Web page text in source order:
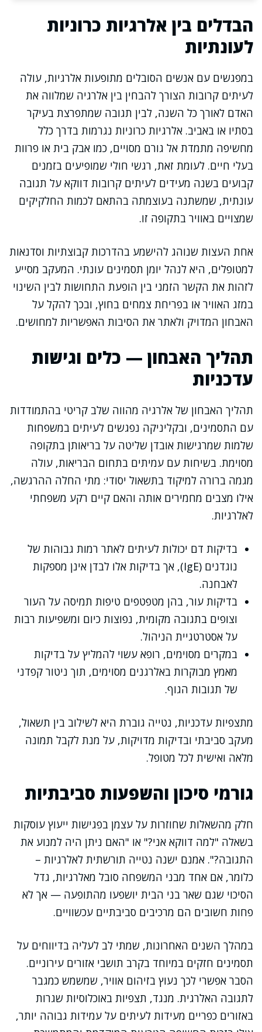
הבדלים בין אלרגיות כרוניות
לעונתיות
במפגשים עם אנשים הסובלים מתופעות אלרגיות, עולה
לעיתים קרובות הצורך להבחין בין אלרגיה שמלווה את
האדם לאורך כל השנה, לבין תגובה שמתפרצת בעיקר
בסתיו או באביב. אלרגיות כרוניות נגרמות בדרך כלל
מחשיפה מתמדת אל גורם מסויים, כמו אבק בית או פרוות
בעלי חיים. לעומת זאת, רגשי חולי שמופיעים בזמנים
קבועים בשנה מעידים לעיתים קרובות דווקא על תגובה
עונתית, שמשתנה בעוצמתה בהתאם לכמות החלקיקים
שמצויים באוויר בתקופה זו.
אחת העצות שנוהג להישמע בהדרכות קבוצתיות וסדנאות
למטופלים, היא לנהל יומן תסמינים עונתי. המעקב מסייע
לזהות את הקשר הזמני בין הופעת התחושות לבין השינוי
במזג האוויר או בפריחת צמחים בחוץ, ובכך להקל על
האבחון המדויק ולאתר את הסיבות האפשריות למחושים.
תהליך האבחון — כלים וגישות
עדכניות
תהליך האבחון של אלרגיה מהווה שלב קריטי בהתמודדות
עם התסמינים, ובקליניקה נפגשים לעיתים במשפחות
שלמות שמרגישות אובדן שליטה על בריאותן בתקופה
מסוימת. בשיחות עם עמיתים בתחום הבריאות, עולה
מגמה ברורה למיקוד בתשאול יסודי: מתי החלה ההרגשה,
אילו מצבים מחמירים אותה והאם קיים רקע משפחתי
לאלרגיות.
בדיקות דם יכולות לעיתים לאתר רמות גבוהות של
נוגדנים (IgE), אך בדיקות אלו לבדן אינן מספקות
לאבחנה.
בדיקות עור, בהן מטפטפים טיפות תמיסה על העור
וצופים בתגובה מקומית, נפוצות כיום ומשפיעות רבות
על אסטרטגיית הניהול.
במקרים מסוימים, רופא עשוי להמליץ על בדיקות
מאמץ מבוקרות באלרגנים מסוימים, תוך ניטור קפדני
של תגובות הגוף.
מתצפיות עדכניות, נטייה גוברת היא לשילוב בין תשאול,
מעקב סביבתי ובדיקות מדויקות, על מנת לקבל תמונה
מלאה ואישית לכל מטופל.
גורמי סיכון והשפעות סביבתיות
חלק מהשאלות שחוזרות על עצמן בפגישות ייעוץ עוסקות
בשאלה "למה דווקא אני?" או "האם ניתן היה למנוע את
התגובה?". אמנם ישנה נטייה תורשתית לאלרגיות –
כלומר, אם אחד מבני המשפחה סובל מאלרגיות, גדל
הסיכוי שגם שאר בני הבית יושפעו מהתופעה — אך לא
פחות חשובים הם מרכיבים סביבתיים עכשוויים.
במהלך השנים האחרונות, שמתי לב לעליה בדיווחים על
תסמינים חזקים במיוחד בקרב תושבי אזורים עירוניים.
הסבר אפשרי לכך נעוץ בזיהום אוויר, שמשמש כמגבר
לתגובה האלרגית. מנגד, תצפיות באוכלוסיות שגרות
באזורים כפריים מעידות לעיתים על עמידות גבוהה יותר,